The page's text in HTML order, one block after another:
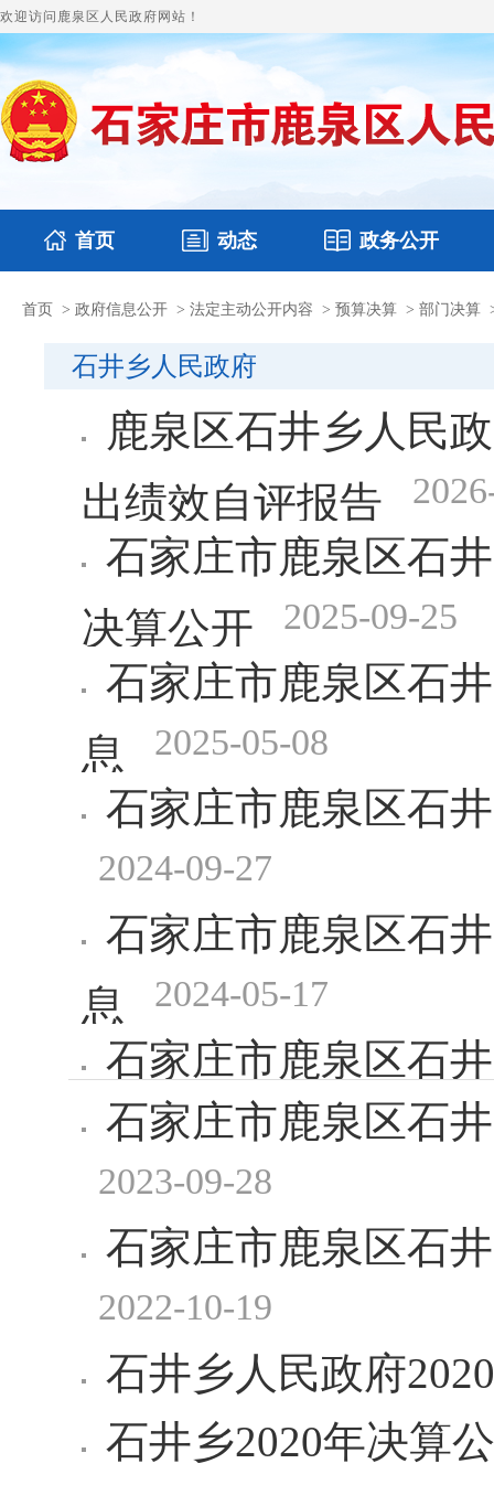
欢迎访问鹿泉区人民政府网站！
首页 动态
国务要闻 鹿泉要闻 图片新闻
政务公开
本区文件 财政预决算
首页 > 政府信息公开 > 法定主动公开内容 > 预算决算 > 部门决算
石井乡人民政府
鹿泉区石井乡人民
出绩效自评报告
石家庄市鹿泉区石
决算公开 2025-09-25
石家庄市鹿泉区石
息 2025-05-08
石家庄市鹿泉区石
2024-09-27
石家庄市鹿泉区石
息 2024-05-17
石家庄市鹿泉区石
息 2023-09-28
石家庄市鹿泉区石
2023-09-28
石家庄市鹿泉区石
2022-10-19
石井乡人民政府
石井乡2020年决算